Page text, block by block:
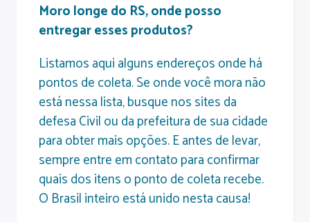
Moro longe do RS, onde posso
entregar esses produtos?
Listamos aqui alguns endereços onde há
pontos de coleta. Se onde você mora não
está nessa lista, busque nos sites da
defesa Civil ou da prefeitura de sua cidade
para obter mais opções. E antes de levar,
sempre entre em contato para confirmar
quais dos itens o ponto de coleta recebe.
O Brasil inteiro está unido nesta causa!